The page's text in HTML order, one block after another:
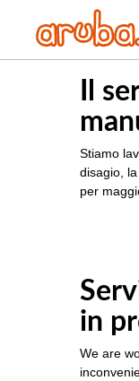
Il
Stiamo
disagio,
per
in
We are